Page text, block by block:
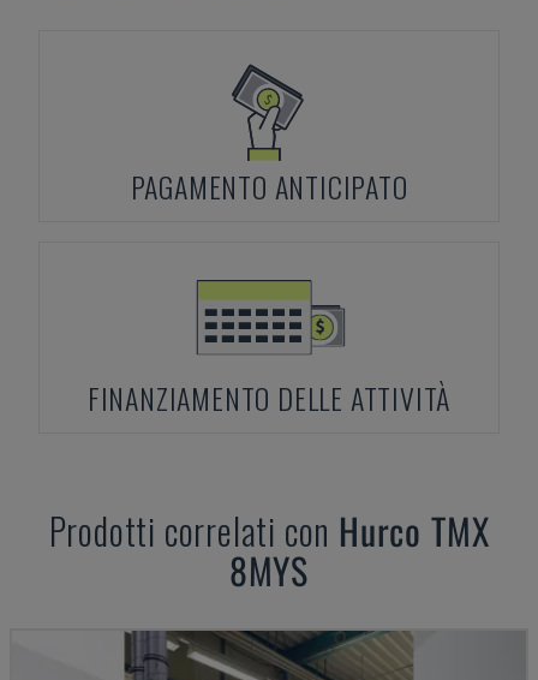
PAGAMENTO ANTICIPATO
FINANZIAMENTO DELLE ATTIVITÀ
Prodotti correlati con Hurco TMX
8MYS